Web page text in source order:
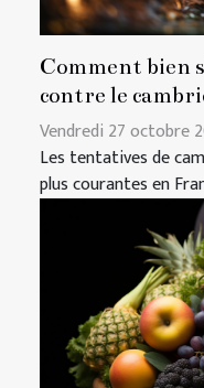
Comment bien
contre le
Vendredi 27 octobre
Les tentatives de
plus courantes en